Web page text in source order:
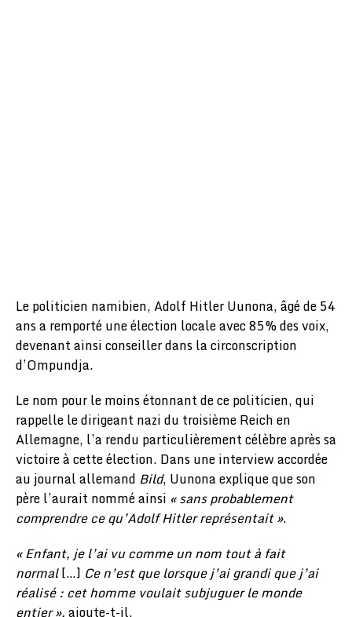
Le politicien namibien, Adolf Hitler Uunona, âgé de 54
ans a remporté une élection locale avec 85% des voix,
devenant ainsi conseiller dans la circonscription
d’Ompundja.
Le nom pour le moins étonnant de ce politicien, qui
rappelle le dirigeant nazi du troisième Reich en
Allemagne, l’a rendu particulièrement célèbre après sa
victoire à cette élection. Dans une interview accordée
au journal allemand Bild, Uunona explique que son
père l’aurait nommé ainsi « sans probablement
comprendre ce qu’Adolf Hitler représentait ».
« Enfant, je l’ai vu comme un nom tout à fait
normal[…] Ce n’est que lorsque j’ai grandi que j’ai
réalisé : cet homme voulait subjuguer le monde
entier »,ajoute-t-il.